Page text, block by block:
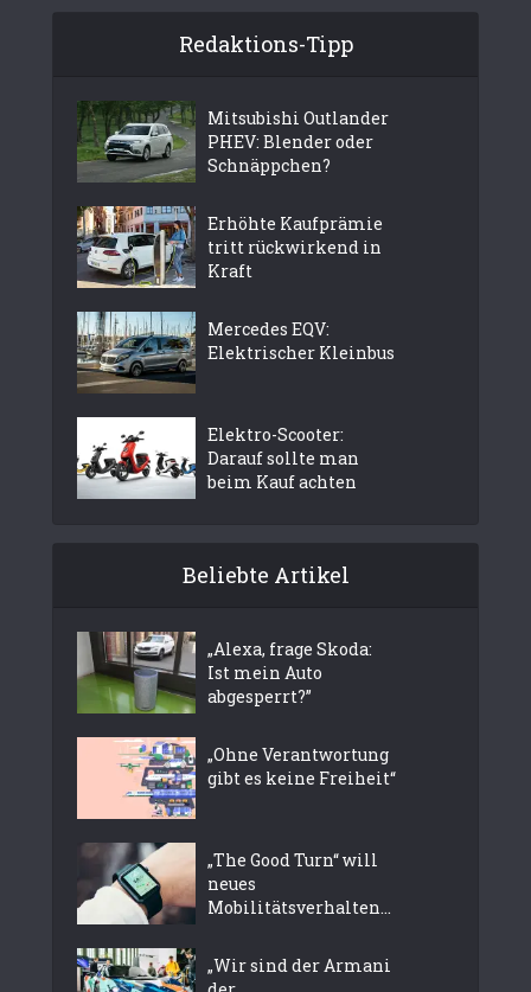
Redaktions-Tipp
Mitsubishi Outlander
PHEV: Blender oder
Schnäppchen?
Erhöhte Kaufprämie
tritt rückwirkend in
Kraft
Mercedes EQV:
Elektrischer Kleinbus
Elektro-Scooter:
Darauf sollte man
beim Kauf achten
Beliebte Artikel
„Alexa, frage Skoda:
Ist mein Auto
abgesperrt?”
„Ohne Verantwortung
gibt es keine Freiheit“
„The Good Turn“ will
neues
Mobilitätsverhalten...
„Wir sind der Armani